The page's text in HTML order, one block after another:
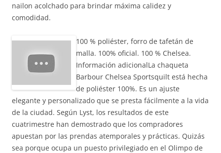
nailon acolchado para brindar máxima calidez y
comodidad.
100 % poliéster, forro de tafetán de
malla. 100% oficial. 100 % Chelsea.
Información adicionalLa chaqueta
Barbour Chelsea Sportsquilt está hecha
de poliéster 100%. Es un ajuste
elegante y personalizado que se presta fácilmente a la vida
de la ciudad. Según Lyst, los resultados de este
cuatrimestre han demostrado que los compradores
apuestan por las prendas atemporales y prácticas. Quizás
sea porque ocupa un puesto privilegiado en el Olimpo de